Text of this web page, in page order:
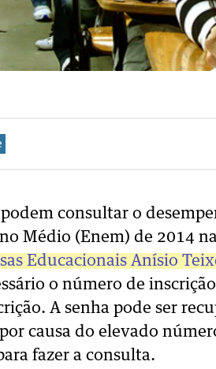
consultar o
Médio (Enem) de 2014
Educacionais Anísio
o número de
A senha pode ser
causa do elevado
fazer a consulta.